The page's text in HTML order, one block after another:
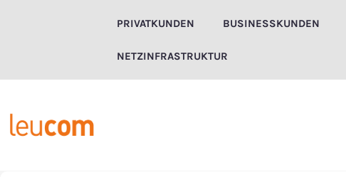
PRIVATKUNDEN BUSINESSKUNDEN
NETZINFRASTRUKTUR